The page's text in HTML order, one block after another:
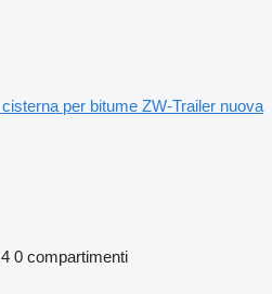
cisterna per bitume ZW-Trailer nuova
4 0 compartimenti